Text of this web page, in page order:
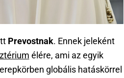
Prevostnak. Ennek jeleként
élére, ami az egyik
globális hatáskörrel